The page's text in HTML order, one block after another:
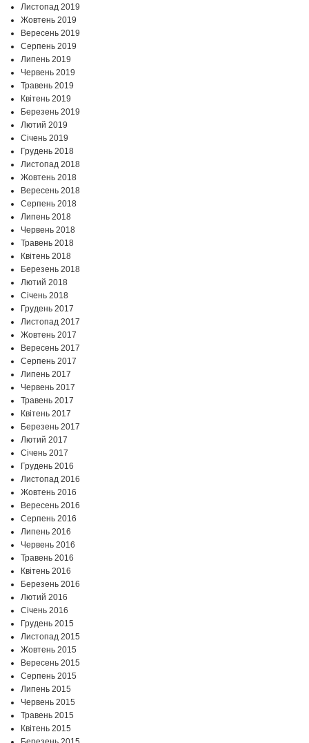
Листопад 2019
Жовтень 2019
Вересень 2019
Серпень 2019
Липень 2019
Червень 2019
Травень 2019
Квітень 2019
Березень 2019
Лютий 2019
Січень 2019
Грудень 2018
Листопад 2018
Жовтень 2018
Вересень 2018
Серпень 2018
Липень 2018
Червень 2018
Травень 2018
Квітень 2018
Березень 2018
Лютий 2018
Січень 2018
Грудень 2017
Листопад 2017
Жовтень 2017
Вересень 2017
Серпень 2017
Липень 2017
Червень 2017
Травень 2017
Квітень 2017
Березень 2017
Лютий 2017
Січень 2017
Грудень 2016
Листопад 2016
Жовтень 2016
Вересень 2016
Серпень 2016
Липень 2016
Червень 2016
Травень 2016
Квітень 2016
Березень 2016
Лютий 2016
Січень 2016
Грудень 2015
Листопад 2015
Жовтень 2015
Вересень 2015
Серпень 2015
Липень 2015
Червень 2015
Травень 2015
Квітень 2015